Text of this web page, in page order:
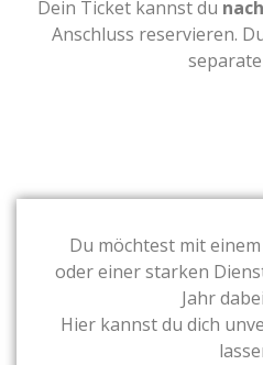
Dein Ticket kannst du nach
Anschluss reservieren.
Du möchtest mit
oder einer starken
Jahr
Hier kannst du dich